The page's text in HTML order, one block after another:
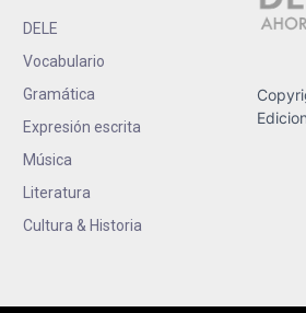
DELE
Vocabulario
Gramática
Expresión escrita
Música
Literatura
Cultura & Historia